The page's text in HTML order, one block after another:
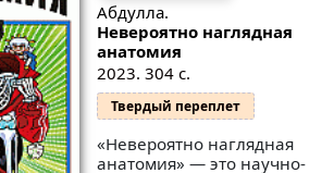
Абдулла.
Невероятно наглядная
анатомия
2023. 304 с.
Твердый переплет
«Невероятно наглядная
анатомия» — это научно-